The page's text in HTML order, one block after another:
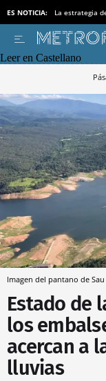
ES NOTICIA: La estrategia
Leer en Castellano
Imagen del pantano de Sau
Estado de
los
acercan a
lluvias